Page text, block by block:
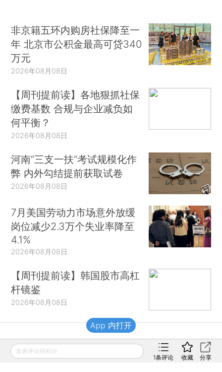
非京籍五环内购房社保降至一
年 北京市公积金最高可贷340
万元
2026年08月08日
【周刊提前读】各地狠抓社保
缴费基数 合规与企业减负如
何平衡？
2026年08月08日
河南“三支一扶”考试规模化作
弊 内外勾结提前获取试卷
2026年08月08日
7月美国劳动力市场意外放缓
岗位减少2.3万个失业率降至
4.1%
2026年08月08日
【周刊提前读】韩国股市高杠
杆镜鉴
2026年08月08日
财新移动
发表评论得积分
1条评论 收藏 分享
App 内打开